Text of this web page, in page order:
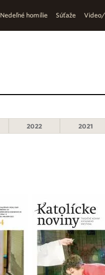
Nedeľné homílie Súťaže
2022 2021